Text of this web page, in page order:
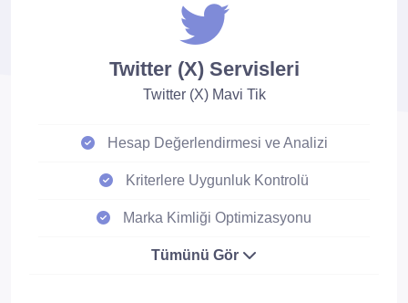
Twitter (X) Servisleri
Twitter (X) Mavi Tik
Hesap Değerlendirmesi ve Analizi
Kriterlere Uygunluk Kontrolü
Marka Kimliği Optimizasyonu
Tümünü Gör